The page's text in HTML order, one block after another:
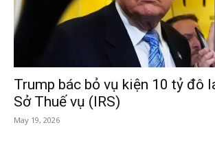
Trump bác bỏ vụ kiện 10 tỷ đô
Sở Thuế vụ (IRS)
May 19, 2026